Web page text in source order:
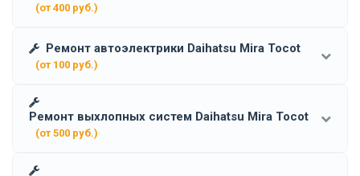
(от 400 руб.)
Ремонт автоэлектрики Daihatsu Mira Tocot
(от 100 руб.)
Ремонт выхлопных систем Daihatsu Mira Tocot
(от 500 руб.)